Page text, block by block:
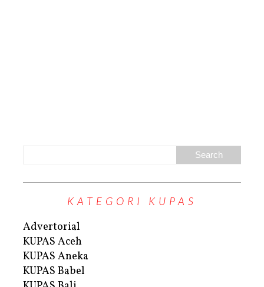
KATEGORI KUPAS
Advertorial
KUPAS Aceh
KUPAS Aneka
KUPAS Babel